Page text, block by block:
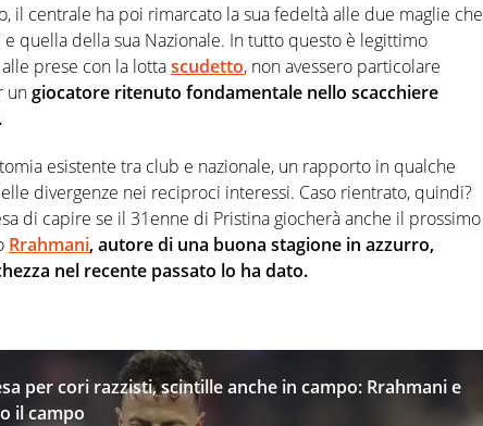
il centrale ha poi rimarcato la sua fedeltà alle due maglie che
quella della sua Nazionale. In tutto questo è legittimo
prese con la lottascudetto, non avessero particolare
ungiocatore ritenuto fondamentale nello scacchiere
esistente tra club e nazionale, un rapporto in qualche
divergenze nei reciproci interessi. Caso rientrato, quindi?
di capire se il 31enne di Pristina giocherà anche il prossimo
Rrahmani, autore di una buona stagione in azzurro,
nel recente passato lo ha dato.
per cori razzisti, scintille anche in campo: Rrahmani e
il campo